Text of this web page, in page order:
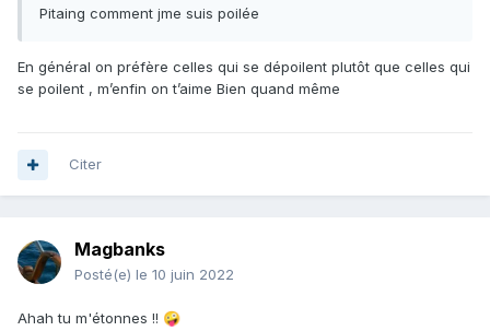
Pitaing comment jme suis poilée
En général on préfère celles qui se dépoilent plutôt que celles qui
se poilent , m’enfin on t’aime Bien quand même
Citer
Magbanks
Posté(e) le 10 juin 2022
Ahah tu m'étonnes !! 🤪